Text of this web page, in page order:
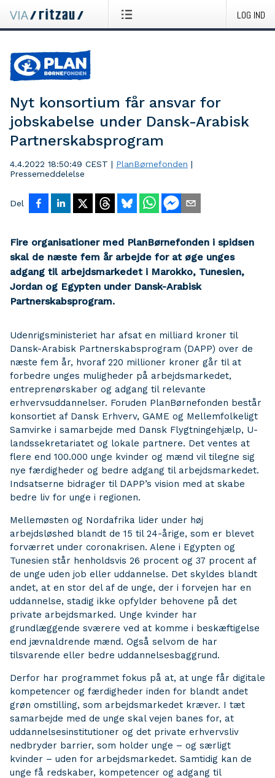
LOG IND
Nyt konsortium får ansvar for
jobskabelse under Dansk-Arabisk
Partnerskabsprogram
4.4.2022 18:50:49 CEST | PlanBørnefonden |
Pressemeddelelse
Del
Fire organisationer med PlanBørnefonden i spidsen
skal de næste fem år arbejde for at øge unges
adgang til arbejdsmarkedet i Marokko, Tunesien,
Jordan og Egypten under Dansk-Arabisk
Partnerskabsprogram.
Udenrigsministeriet har afsat en milliard kroner til
Dansk-Arabisk Partnerskabsprogram (DAPP) over de
næste fem år, hvoraf 220 millioner kroner går til at
forbedre unges muligheder på arbejdsmarkedet,
entreprenørskaber og adgang til relevante
erhvervsuddannelser. Foruden PlanBørnefonden består
konsortiet af Dansk Erhverv, GAME og Mellemfolkeligt
Samvirke i samarbejde med Dansk Flygtningehjælp, U-
landssekretariatet og lokale partnere. Det ventes at
flere end 100.000 unge kvinder og mænd vil tilegne sig
nye færdigheder og bedre adgang til arbejdsmarkedet.
Indsatserne bidrager til DAPP’s vision med at skabe
bedre liv for unge i regionen.
Mellemøsten og Nordafrika lider under høj
arbejdsløshed blandt de 15 til 24-årige, som er blevet
forværret under coronakrisen. Alene i Egypten og
Tunesien står henholdsvis 26 procent og 37 procent af
de unge uden job eller uddannelse. Det skyldes blandt
andet, at en stor del af de unge, der i forvejen har en
uddannelse, stadig ikke opfylder behovene på det
private arbejdsmarked. Unge kvinder har
grundlæggende sværere ved at komme i beskæftigelse
end jævnaldrende mænd. Også selvom de har
tilsvarende eller bedre uddannelsesbaggrund.
Derfor har programmet fokus på at, at unge får digitale
kompetencer og færdigheder inden for blandt andet
grøn omstilling, som arbejdsmarkedet kræver. I tæt
samarbejde med de unge skal vejen banes for, at
uddannelsesinstitutioner og det private erhvervsliv
nedbryder barrier, som holder unge – og særligt
kvinder – uden for arbejdsmarkedet. Samtidig kan de
unge få redskaber, kompetencer og adgang til